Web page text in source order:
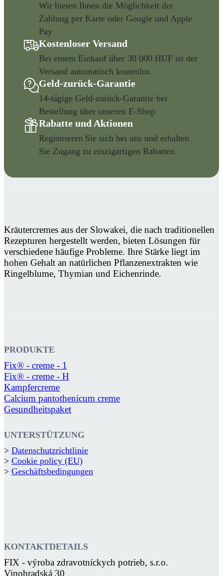
Wir bieten Ihnen die Möglichkeit der
Zahlung per Karte oder Google und Apple
Pay
Kostenloser Versand
Bei einem Einkauf über 30 000 HUF ist der
Versand automatisch kostenlos.
Geld-zurück-Garantie
14-tägige Geld-zurück-Garantie bei
Bestellung über unseren E-Shop
Rabatte und Aktionen
Registrieren Sie sich bei uns und erhalten
Sie Zugang zu einzigartigen Rabatten
Kräutercremes aus der Slowakei, die nach traditionellen
Rezepturen hergestellt werden, bieten Lösungen für
verschiedene häufige Probleme. Ihre Stärke liegt im
hohen Gehalt an natürlichen Pflanzenextrakten wie
Ringelblume, Thymian und Eichenrinde.
PRODUKTE
Fix® - creme - 1
Fix® - creme - H
Kampfercreme
Calcium pantothenicum creme
Gesundheitspaket
UNTERSTÜTZUNG
> Datenschutzrichtlinie
> Cookie policy (EU)
> Geschäftsbedingungen
KONTAKTDETAILS
FIX - výroba zdravotníckych potrieb, s.r.o.
Vinohradská 30